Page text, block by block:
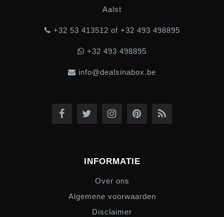
Aalst
+32 53 413512 of +32 493 498895
+32 493 498895
info@dealsinabox.be
INFORMATIE
Over ons
Algemene voorwaarden
Disclaimer